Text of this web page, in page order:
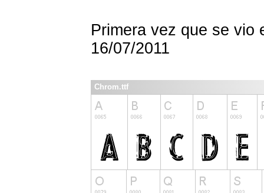
Primera vez que se vio
16/07/2011
Chrom.ttf